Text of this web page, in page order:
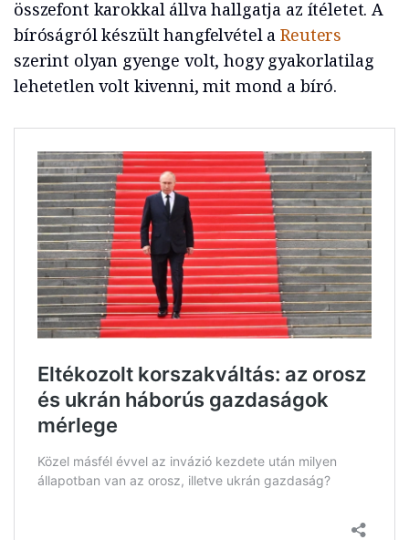
összefont karokkal állva hallgatja az ítéletet. A
bíróságról készült hangfelvétel aReuters
szerint olyan gyenge volt, hogy gyakorlatilag
lehetetlen volt kivenni, mit mond a bíró.